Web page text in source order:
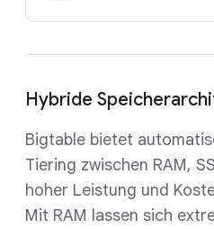
Hybride
Bigtable bietet
Tiering zwischen RAM,
hoher Leistung und
Mit RAM lassen sich